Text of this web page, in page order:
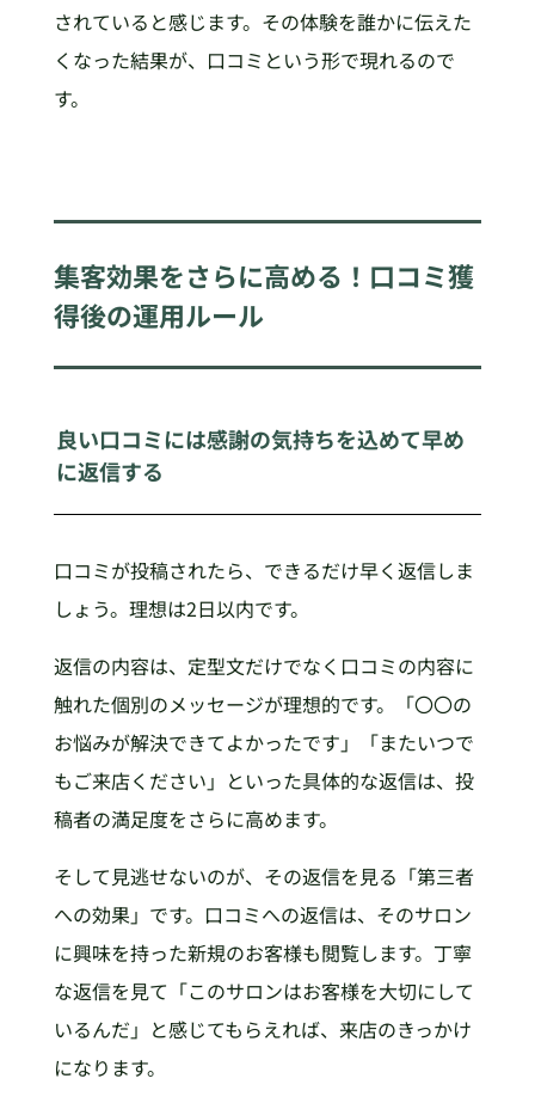
されていると感じます。その体験を誰かに伝えた
くなった結果が、口コミという形で現れるので
す。
集客効果をさらに高める！口コミ獲
得後の運用ルール
良い口コミには感謝の気持ちを込めて早め
に返信する
口コミが投稿されたら、できるだけ早く返信しま
しょう。理想は2日以内です。
返信の内容は、定型文だけでなく口コミの内容に
触れた個別のメッセージが理想的です。「〇〇の
お悩みが解決できてよかったです」「またいつで
もご来店ください」といった具体的な返信は、投
稿者の満足度をさらに高めます。
そして見逃せないのが、その返信を見る「第三者
への効果」です。口コミへの返信は、そのサロン
に興味を持った新規のお客様も閲覧します。丁寧
な返信を見て「このサロンはお客様を大切にして
いるんだ」と感じてもらえれば、来店のきっかけ
になります。